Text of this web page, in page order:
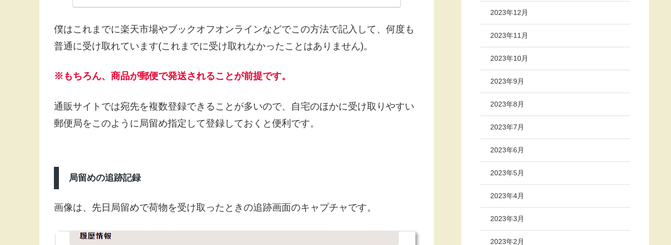
僕はこれまでに楽天市場やブックオフオンラインなどでこの方法で記入して、何度も
普通に受け取れています(これまでに受け取れなかったことはありません)。
※もちろん、商品が郵便で発送されることが前提です。
通販サイトでは宛先を複数登録できることが多いので、自宅のほかに受け取りやすい
郵便局をこのように局留め指定して登録しておくと便利です。
局留めの追跡記録
画像は、先日局留めで荷物を受け取ったときの追跡画面のキャプチャです。
2023年12月
2023年11月
2023年10月
2023年9月
2023年8月
2023年7月
2023年6月
2023年5月
2023年4月
2023年3月
2023年2月